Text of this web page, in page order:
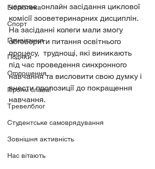
Бібліотека
Спорт
Привітання
Подяки
Оголошення
Героям слава!
Тревелблог
Студентське самоврядування
Зовнішня активність
Нас вітають
чергове  онлайн засідання циклової
комісії зооветеринарних дисциплін.
На засіданні колеги мали змогу
обговорити питання освітнього
процесу,  труднощі, які виникають
під час проведення синхронного
навчання та висловити свою думку і
внести пропозиції до покращення
навчання.